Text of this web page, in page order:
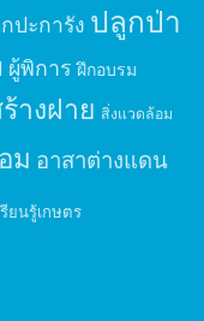
ปะการัง ปลูกป่า
ผู้พิการ ฝึกอบรม
างฝาย สิ่งแวดล้อม
ม อาสาต่างแดน
รียนรู้เกษตร